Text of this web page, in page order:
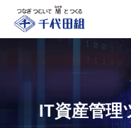
IT資産管理